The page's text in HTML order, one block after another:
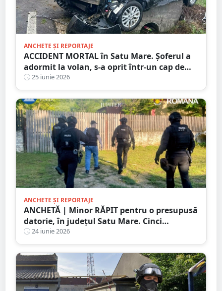
ANCHETE ȘI REPORTAJE
ACCIDENT MORTAL în Satu Mare. Șoferul a
adormit la volan, s-a oprit într-un cap de
pod. Pasagerul a murit la spital
25 iunie 2026
ANCHETE ȘI REPORTAJE
ANCHETĂ | Minor RĂPIT pentru o presupusă
datorie, în județul Satu Mare. Cinci
persoane au fost condamnate la Carei
24 iunie 2026